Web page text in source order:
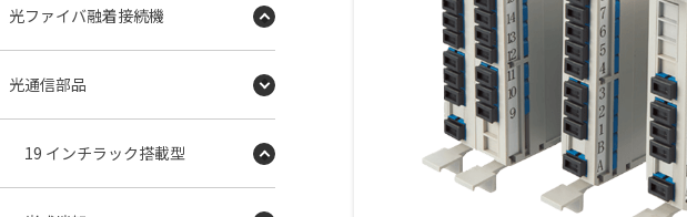
光ファイバ融着接続機
光通信部品
19 インチラック搭載型